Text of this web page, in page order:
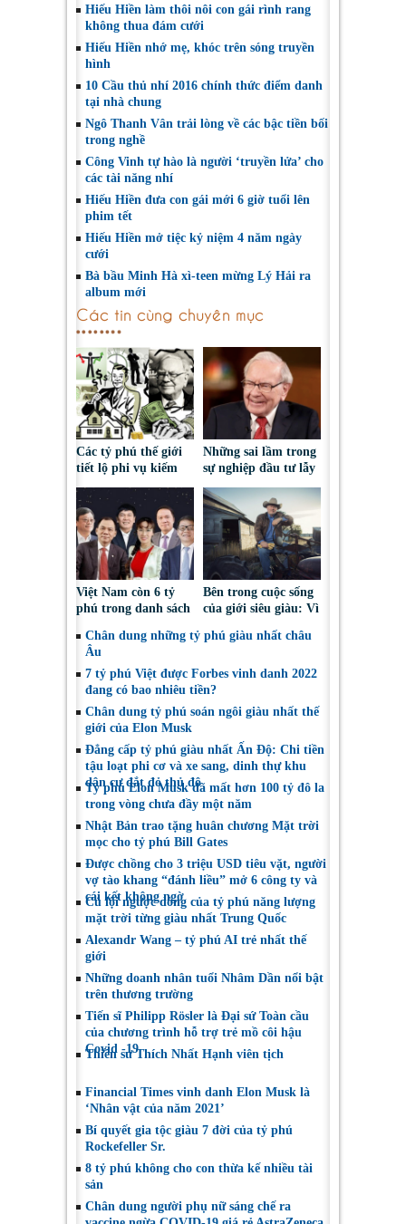
Hiếu Hiền làm thôi nôi con gái rình rang
không thua đám cưới
Hiếu Hiền nhớ mẹ, khóc trên sóng truyền
hình
10 Cầu thủ nhí 2016 chính thức điểm danh
tại nhà chung
Ngô Thanh Vân trải lòng về các bậc tiền bối
trong nghề
Công Vinh tự hào là người ‘truyền lửa’ cho
các tài năng nhí
Hiếu Hiền đưa con gái mới 6 giờ tuổi lên
phim tết
Hiếu Hiền mở tiệc kỷ niệm 4 năm ngày
cưới
Bà bầu Minh Hà xì-teen mừng Lý Hải ra
album mới
Các tin cùng chuyên mục
Các tỷ phú thế giới
tiết lộ phi vụ kiếm
tiền đầu tiên
Những sai lầm trong
sự nghiệp đầu tư lẫy
lừng của tỷ phú
Warren Buffet
Việt Nam còn 6 tỷ
phú trong danh sách
Bên trong cuộc sống
của giới siêu giàu: Vì
làm việc nhà?
Chân dung những tỷ phú giàu nhất châu
Âu
7 tỷ phú Việt được Forbes vinh danh 2022
đang có bao nhiêu tiền?
Chân dung tỷ phú soán ngôi giàu nhất thế
giới của Elon Musk
Đẳng cấp tỷ phú giàu nhất Ấn Độ: Chi tiền
tậu loạt phi cơ và xe sang, dinh thự khu
dân cư đắt đỏ thủ đô
Tỷ phú Elon Musk đã mất hơn 100 tỷ đô la
trong vòng chưa đầy một năm
Nhật Bản trao tặng huân chương Mặt trời
mọc cho tỷ phú Bill Gates
Được chồng cho 3 triệu USD tiêu vặt, người
vợ tào khang “đánh liều” mở 6 công ty và
cái kết không ngờ
Cú lội ngược dòng của tỷ phú năng lượng
mặt trời từng giàu nhất Trung Quốc
Alexandr Wang – tỷ phú AI trẻ nhất thế
giới
Những doanh nhân tuổi Nhâm Dần nổi bật
trên thương trường
Tiến sĩ Philipp Rösler là Đại sứ Toàn cầu
của chương trình hỗ trợ trẻ mồ côi hậu
Covid -19
Thiền sư Thích Nhất Hạnh viên tịch
Financial Times vinh danh Elon Musk là
‘Nhân vật của năm 2021’
Bí quyết gia tộc giàu 7 đời của tỷ phú
Rockefeller Sr.
8 tỷ phú không cho con thừa kế nhiều tài
sản
Chân dung người phụ nữ sáng chế ra